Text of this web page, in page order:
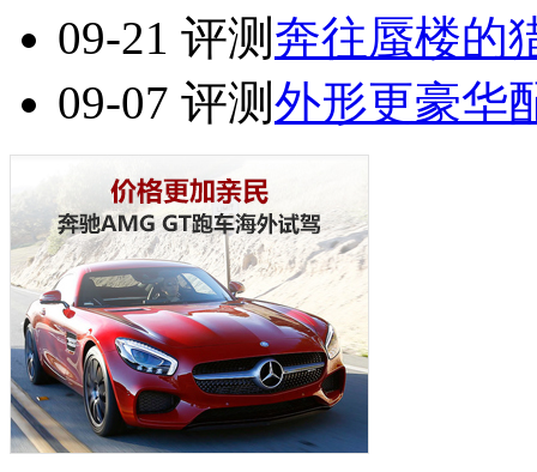
09-21 评测 奔往蜃楼的
09-07 评测 外形更豪华